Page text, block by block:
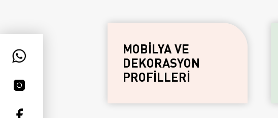
MOBİLYA VE
DEKORASYON
PROFİLLERİ